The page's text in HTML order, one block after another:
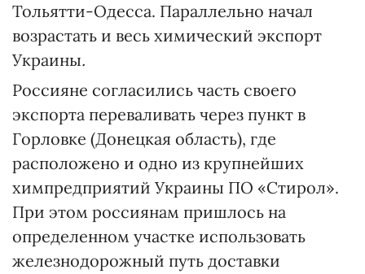
Тольятти-Одесса. Параллельно начал
возрастать и весь химический экспорт
Украины.
Россияне согласились часть своего
экспорта переваливать через пункт в
Горловке (Донецкая область), где
расположено и одно из крупнейших
химпредприятий Украины ПО «Стирол».
При этом россиянам пришлось на
определенном участке использовать
железнодорожный путь доставки